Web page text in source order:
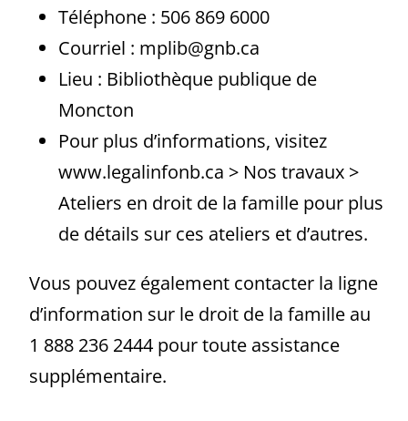
Téléphone : 506 869 6000
Courriel : mplib@gnb.ca
Lieu : Bibliothèque publique de
Moncton
Pour plus d’informations, visitez
www.legalinfonb.ca > Nos travaux >
Ateliers en droit de la famille pour plus
de détails sur ces ateliers et d’autres.
Vous pouvez également contacter la ligne
d’information sur le droit de la famille au
1 888 236 2444 pour toute assistance
supplémentaire.